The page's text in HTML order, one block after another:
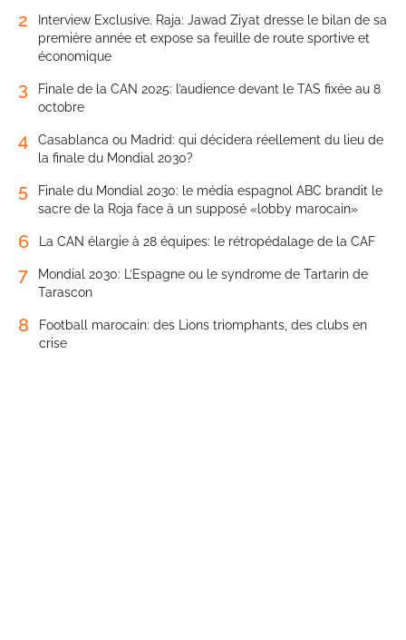
2
Interview Exclusive. Raja: Jawad Ziyat dresse le bilan de sa
première année et expose sa feuille de route sportive et
économique
3
Finale de la CAN 2025: l’audience devant le TAS fixée au 8
octobre
4
Casablanca ou Madrid: qui décidera réellement du lieu de
la finale du Mondial 2030?
5
Finale du Mondial 2030: le média espagnol ABC brandit le
sacre de la Roja face à un supposé «lobby marocain»
6 La CAN élargie à 28 équipes: le rétropédalage de la CAF
7
Mondial 2030: L’Espagne ou le syndrome de Tartarin de
Tarascon
8
Football marocain: des Lions triomphants, des clubs en
crise